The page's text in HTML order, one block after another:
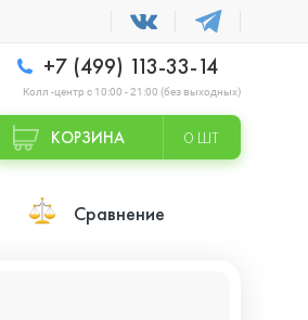
+7 (499) 113-33-14
Колл -центр с 10:00 - 21:00 (без выходных)
КОРЗИНА 0 ШТ
Сравнение